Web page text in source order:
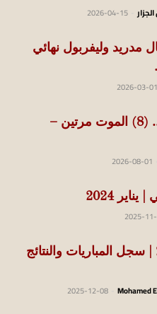
2026-04-15
مدريد وليفربول نهائي
2026-03-01
سلسلة حكايات كأس العالم .. (8) الموت مرتين –
2026-08-01
2024
2025-
الدوري المصري 2022-2023 | سجل المباريات والنتائج
Mohamed
2025-12-08